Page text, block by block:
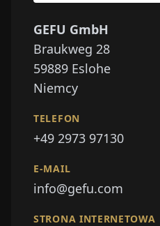
GEFU GmbH
Braukweg 28
59889 Eslohe
Niemcy
TELEFON
+49 2973 97130
E-MAIL
info@gefu.com
STRONA INTERNETOWA